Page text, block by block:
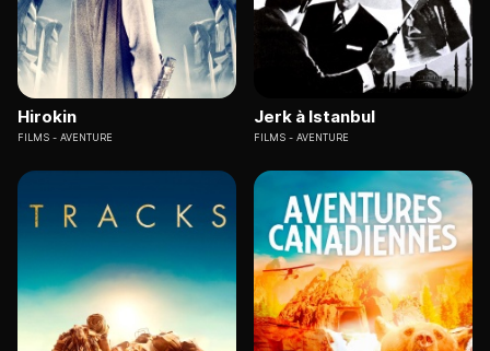
Hirokin
FILMS AVENTURE
Jerk à Istanbul
FILMS AVENTURE